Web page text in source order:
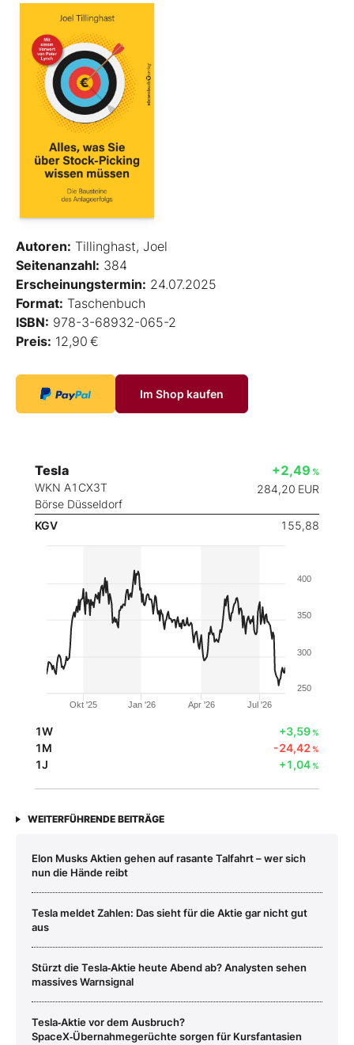
Autoren: Tillinghast, Joel
Seitenanzahl: 384
Erscheinungstermin: 24.07.2025
Format: Taschenbuch
ISBN: 978-3-68932-065-2
Preis: 12,90 €
Im Shop kaufen
Tesla
WKN A1CX3T
Börse Düsseldorf
+2,49 %
284,20 EUR
KGV 155,88
Okt '25 Jan '26 Apr '26 Jul '26
250
300
350
400
1W +3,59%
1M -24,42%
1J +1,04%
WEITERFÜHRENDE BEITRÄGE
Elon Musks Aktien gehen auf rasante Talfahrt – wer sich
nun die Hände reibt
Tesla meldet Zahlen: Das sieht für die Aktie gar nicht gut
aus
Stürzt die Tesla‑Aktie heute Abend ab? Analysten sehen
massives Warnsignal
Tesla‑Aktie vor dem Ausbruch?
SpaceX‑Übernahmegerüchte sorgen für Kursfantasien